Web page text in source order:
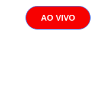
AO VIVO